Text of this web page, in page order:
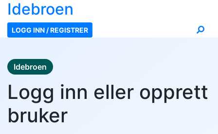
Idebroen
LOGG INN / REGISTRER
Idebroen
Logg inn eller opprett
bruker